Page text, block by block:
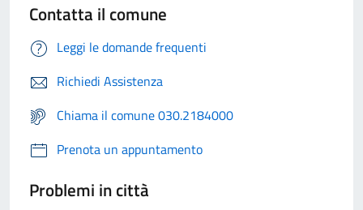
Contatta il comune
Leggi le domande frequenti
Richiedi Assistenza
Chiama il comune 030.2184000
Prenota un appuntamento
Problemi in città